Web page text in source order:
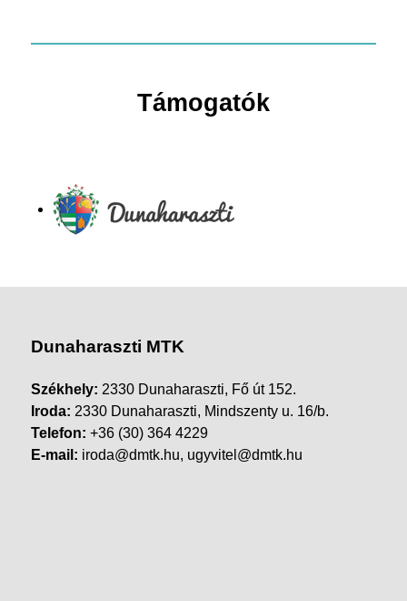
Támogatók
Dunaharaszti MTK
Székhely: 2330 Dunaharaszti, Fő út 152.
Iroda: 2330 Dunaharaszti, Mindszenty u. 16/b.
Telefon: +36 (30) 364 4229
E-mail: iroda@dmtk.hu, ugyvitel@dmtk.hu